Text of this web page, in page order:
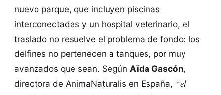
nuevo parque, que incluyen piscinas
interconectadas y un hospital veterinario, el
traslado no resuelve el problema de fondo: los
delfines no pertenecen a tanques, por muy
avanzados que sean. Según Aïda Gascón,
directora de AnimaNaturalis en España, “el